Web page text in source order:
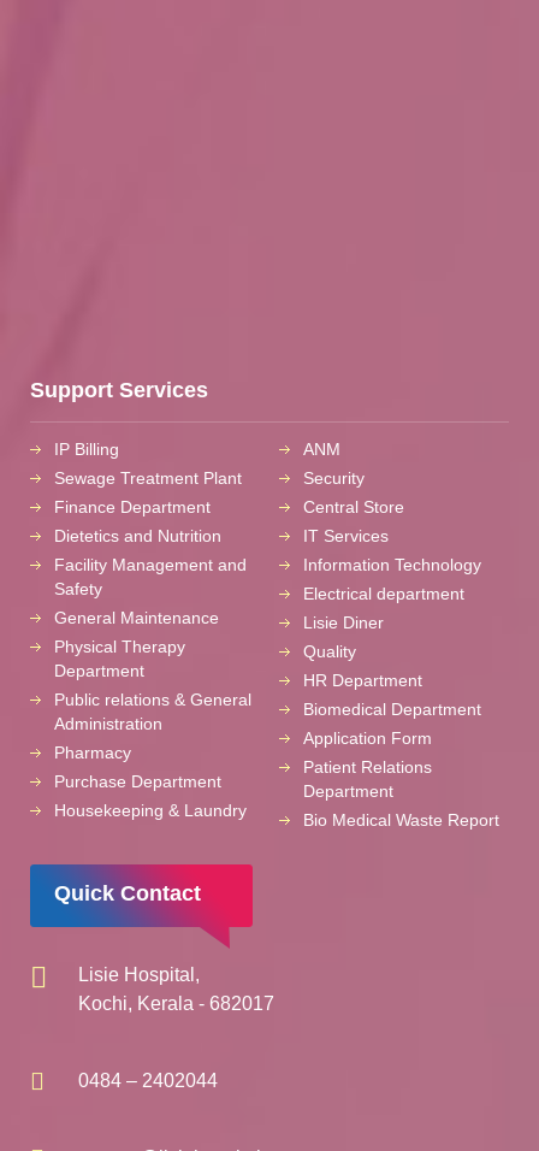
Support Services
IP Billing
Sewage Treatment Plant
Finance Department
Dietetics and Nutrition
Facility Management and
Safety
General Maintenance
Physical Therapy
Department
Public relations & General
Administration
Pharmacy
Purchase Department
Housekeeping & Laundry
ANM
Security
Central Store
IT Services
Information Technology
Electrical department
Lisie Diner
Quality
HR Department
Biomedical Department
Application Form
Patient Relations
Department
Bio Medical Waste Report
Quick Contact
Lisie Hospital,
Kochi, Kerala - 682017
0484 – 2402044